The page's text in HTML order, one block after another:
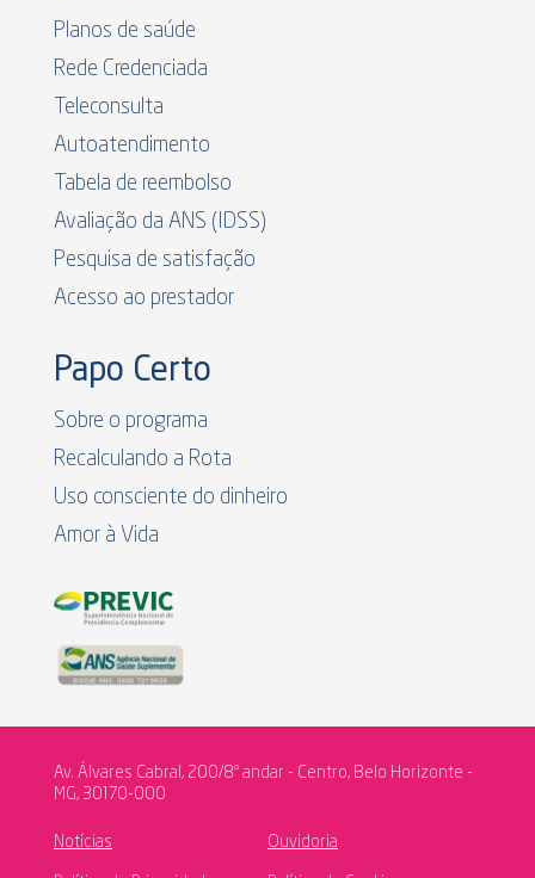
Planos de saúde
Rede Credenciada
Teleconsulta
Autoatendimento
Tabela de reembolso
Avaliação da ANS (IDSS)
Pesquisa de satisfação
Acesso ao prestador
Papo Certo
Sobre o programa
Recalculando a Rota
Uso consciente do dinheiro
Amor à Vida
Av. Álvares Cabral, 200/8º andar - Centro, Belo Horizonte -
MG, 30170-000
Notícias Ouvidoria